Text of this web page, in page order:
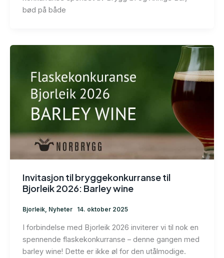
bød på både
Invitasjon til bryggekonkurranse til
Bjorleik 2026: Barley wine
Bjorleik, Nyheter 14. oktober 2025
I forbindelse med Bjorleik 2026 inviterer vi til nok en
spennende flaskekonkurranse – denne gangen med
barley wine! Dette er ikke øl for den utålmodige.